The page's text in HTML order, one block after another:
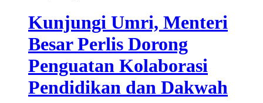
Kunjungi Umri, Menteri
Besar Perlis Dorong
Penguatan Kolaborasi
Pendidikan dan Dakwah